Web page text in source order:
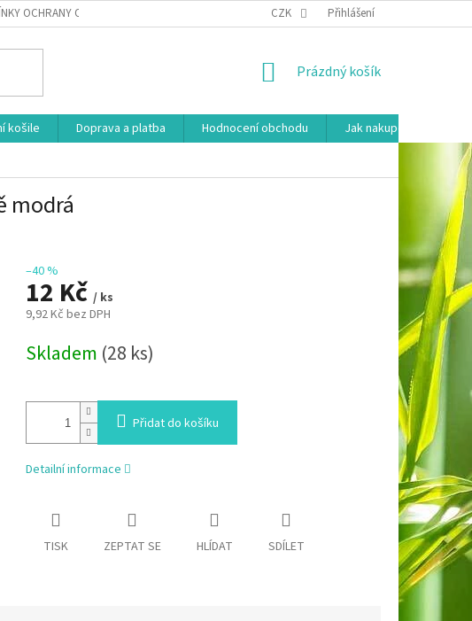
OCHRANY OSOBNÍCH ÚDAJŮ HODNOCENÍ OBCHODU MOJE OBJEDNÁVKA
CZK Přihlášení
NÁKUPNÍ
Prázdný košík
košile Doprava a platba Hodnocení obchodu Jak nakupovat
modrá
–40 %
12 Kč / ks
9,92 Kč bez DPH
cena:
Skladem (28 ks)
Přidat do košíku
Detailní informace
TISK ZEPTAT SE HLÍDAT SDÍLET